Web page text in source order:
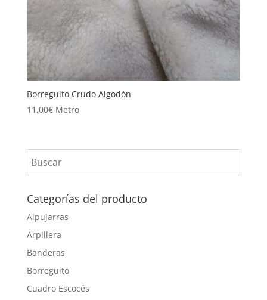
Borreguito Crudo Algodón
11,00€ Metro
Categorías del producto
Alpujarras
Arpillera
Banderas
Borreguito
Cuadro Escocés